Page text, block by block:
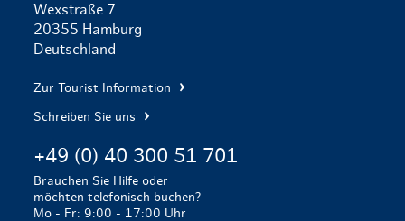
Wexstraße 7
20355 Hamburg
Deutschland
Zur Tourist Information
Schreiben Sie uns
+49 (0) 40 300 51 701
Brauchen Sie Hilfe oder
möchten telefonisch buchen?
Mo - Fr: 9:00 - 17:00 Uhr